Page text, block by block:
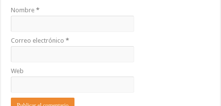
Nombre*
Correo electrónico*
Web